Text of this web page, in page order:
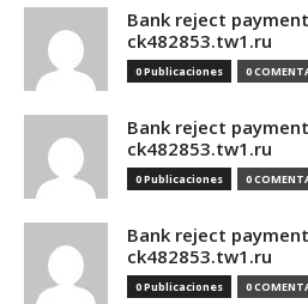
Bank reject
ck482853.tw1.ru
0 Publicaciones 0
Bank reject
ck482853.tw1.ru
0 Publicaciones 0
Bank reject
ck482853.tw1.ru
0 Publicaciones 0